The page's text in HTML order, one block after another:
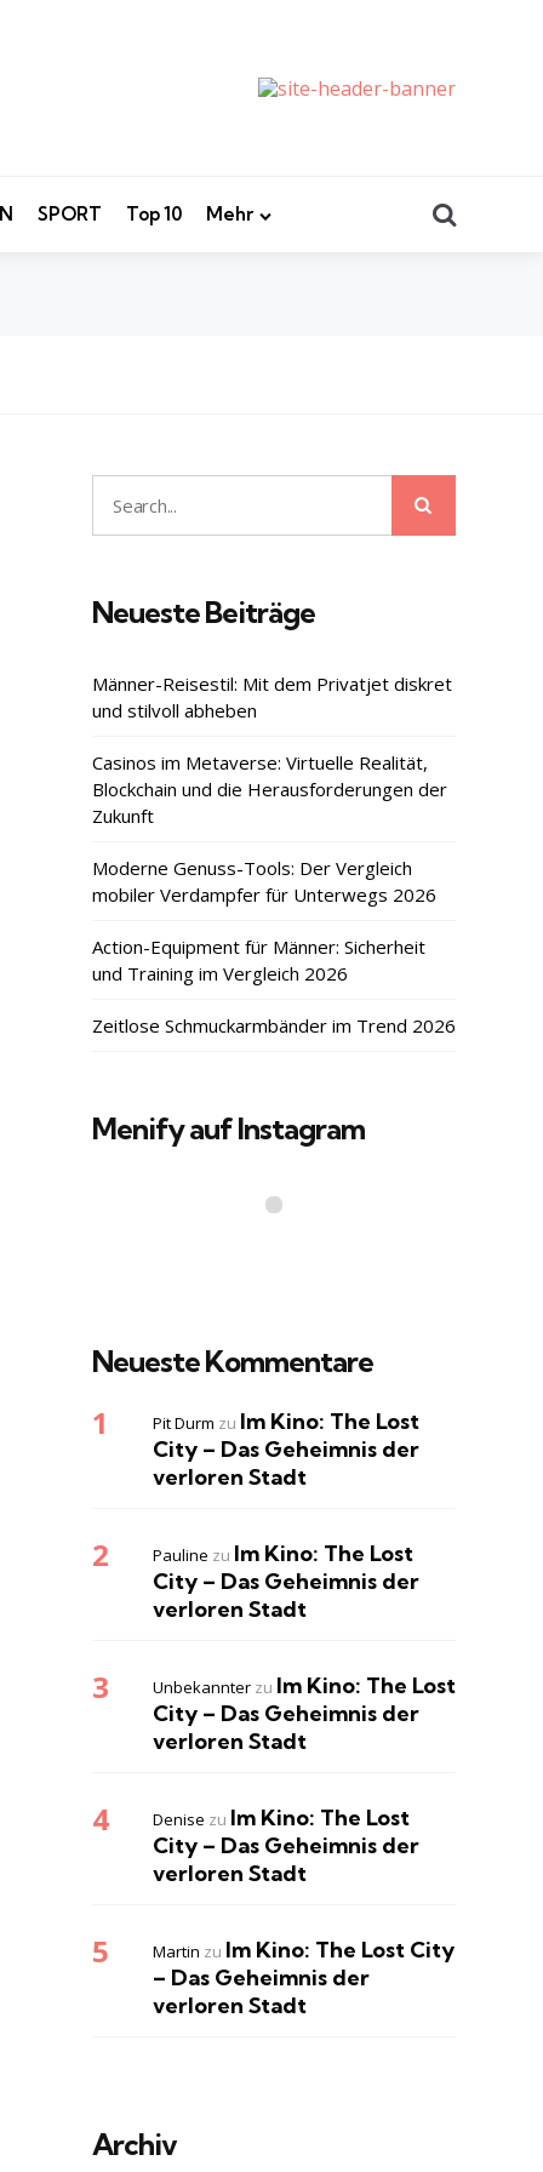
SPORT Top 10 Mehr
Search
for:
Neueste Beiträge
Männer-Reisestil: Mit dem Privatjet diskret
und stilvoll abheben
Casinos im Metaverse: Virtuelle Realität,
Blockchain und die Herausforderungen der
Zukunft
Moderne Genuss-Tools: Der Vergleich
mobiler Verdampfer für Unterwegs 2026
Action-Equipment für Männer: Sicherheit
und Training im Vergleich 2026
Zeitlose Schmuckarmbänder im Trend 2026
Menify auf Instagram
Neueste Kommentare
Pit Durm zu Im Kino: The Lost
City – Das Geheimnis der
verloren Stadt
Pauline zu Im Kino: The Lost
City – Das Geheimnis der
verloren Stadt
Unbekannter zu Im Kino: The Lost
City – Das Geheimnis der
verloren Stadt
Denise zu Im Kino: The Lost
City – Das Geheimnis der
verloren Stadt
Martin zu Im Kino: The Lost City
– Das Geheimnis der
verloren Stadt
Archiv